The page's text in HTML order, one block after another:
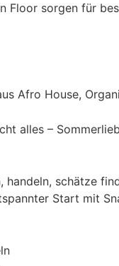
Floor sorgen für
Afro House,
alles –
handeln, schätze
Start mit